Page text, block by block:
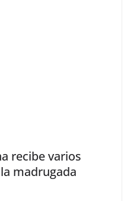
recibe varios
madrugada